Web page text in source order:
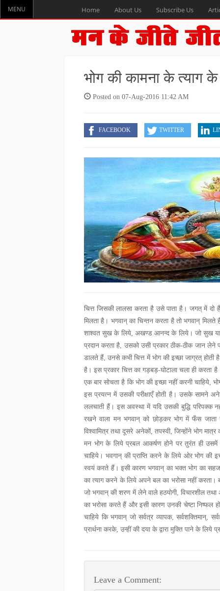
MENU Home About Us Subscribe Us
भोग की कामना के त्याग
Posted on 07-Aug-2016 11:42 AM
चित्त जिसकी लालसा करता है उसे पाता है। जगत् में दो
मिलता है। भगवान् का चिन्तन करता है तो भगवान् मिलते
शाश्वत सुख के लिये, अखण्ड आनन्द के लिये। जो सुख या
प्रदान करता है, उसको उसी प्रकार ठीक-ठीक जान लेने
डालते हैं, उनसे कभी चित्त में भोग की इच्छा जाग्रत् होती
है। इस प्रकार चित्त का गड़बड़-घोटाला चला ही करता
एक बार सोचता है कि भोग की इच्छा नहीं करनी चाहिये,
इस प्रयत्न में उसकी परीक्षाएँ होती है। उसके सामने
ललचाती हैं। इस अवस्था में यदि उसकी बुद्धि परिपक्क
रखने वाला मन भगवान् को छोड़कर भोग में फँस
विश्वामित्र तथा दूसरे अनेकों, तपस्वी, जिन्होंने भोग
मन भोग के लिये प्रबल आकर्षण होने पर तुरंत ही
चाहिये। भवगान् की प्राप्ति करने के लिये ओर भोग की
स्वयं करते हैं। इसी कारण भगवान् का भक्त भोग का सहज
का त्याग करने के लिये अपने बल का भरोसा नहीं
जो भगवान् की शरण में लेने वाले हठयोगी, विचारशील
का भरोसा करते हैं और इसी कारण उनकी चेष्टा निष्फल
चाहिये कि भगवान् जो सर्वत्र व्यापक,
प्रार्थना करके, उन्हीं की दया के द्वारा मुक्ति पाने के लिये
Leave a Comment: